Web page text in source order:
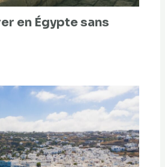
en Égypte sans